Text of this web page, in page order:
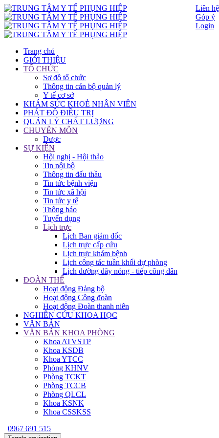
Liên hệ
Góp ý
Login
Trang chủ
GIỚI THIỆU
TỔ CHỨC
Sơ đồ tổ chức
Thông tin cán bộ quản lý
Y tế cơ sở
KHÁM SỨC KHOẺ NHÂN VIÊN
PHÁT ĐỒ ĐIỀU TRỊ
QUẢN LÝ CHẤT LƯỢNG
CHUYÊN MÔN
Dược
SỰ KIỆN
Hội nghị - Hội thảo
Tin nội bộ
Thông tin đấu thầu
Tin tức bệnh viện
Tin tức xã hội
Tin tức y tế
Thông báo
Tuyển dụng
Lịch trực
Lịch Ban giám đốc
Lịch trực cấp cứu
Lịch trực khám bệnh
Lịch công tác tuần khối dự phòng
Lịch đường dây nóng - tiếp công dân
ĐOÀN THỂ
Hoạt động Đảng bộ
Hoạt động Công đoàn
Hoạt động Đoàn thanh niên
NGHIÊN CỨU KHOA HỌC
VĂN BẢN
VĂN BẢN KHOA PHÒNG
Khoa ATVSTP
Khoa KSDB
Khoa YTCC
Phòng KHNV
Phòng TCKT
Phòng TCCB
Phòng QLCL
Khoa KSNK
Khoa CSSKSS
0967 691 515